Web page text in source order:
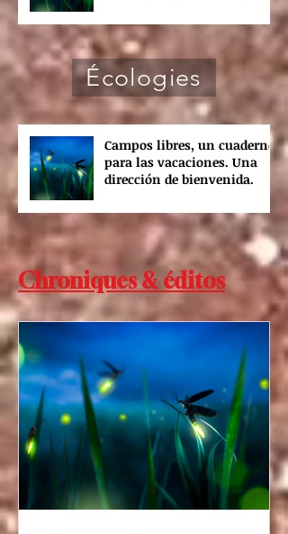
Écologies
Campos libres, un cuaderno
para las vacaciones. Una
dirección de bienvenida.
Chroniques & éditos